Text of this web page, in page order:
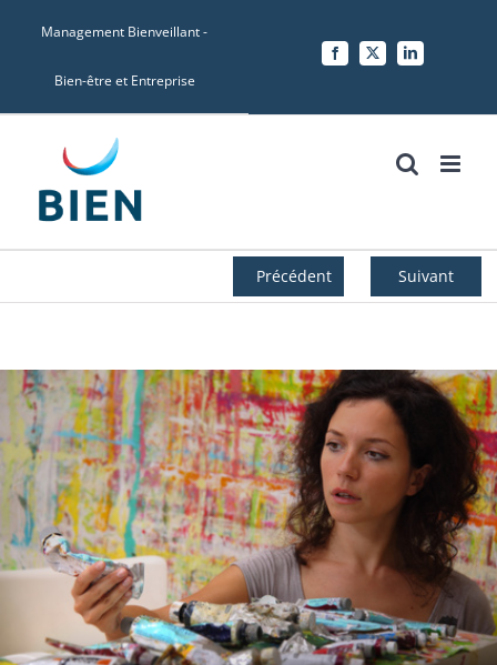
Management Bienveillant -
Bien-être et Entreprise
Facebook
X LinkedIn
Précédent Suivant
Voir
l'image
agrandie